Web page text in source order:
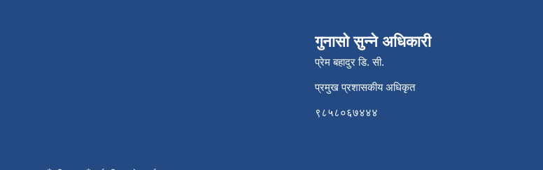
गुनासो सुन्ने अधिकारी
प्रेम बहादुर डि. सी.
प्रमुख प्रशासकीय अधिकृत
९८५८०६७४४४